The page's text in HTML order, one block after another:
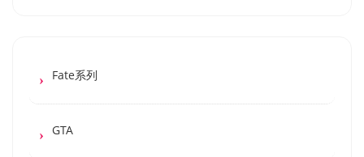
Fate系列
GTA